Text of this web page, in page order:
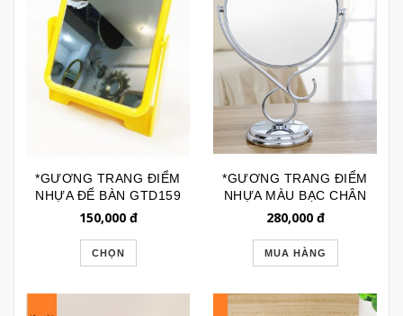
*GƯƠNG TRANG ĐIỂM
NHỰA ĐỂ BÀN GTD159
150,000đ
CHỌN
*GƯƠNG TRANG ĐIỂM
NHỰA MÀU BẠC CHÂN
S GTD140
280,000đ
MUA HÀNG